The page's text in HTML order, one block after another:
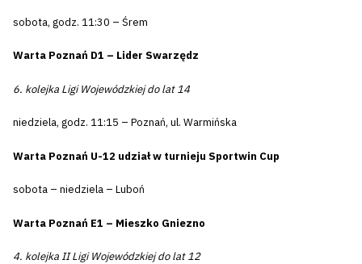
sobota, godz. 11:30 – Śrem
Warta Poznań D1 – Lider Swarzędz
6. kolejka Ligi Wojewódzkiej do lat 14
niedziela, godz. 11:15 – Poznań, ul. Warmińska
Warta Poznań U-12 udział w turnieju Sportwin Cup
sobota – niedziela – Luboń
Warta Poznań E1 – Mieszko Gniezno
4. kolejka II Ligi Wojewódzkiej do lat 12